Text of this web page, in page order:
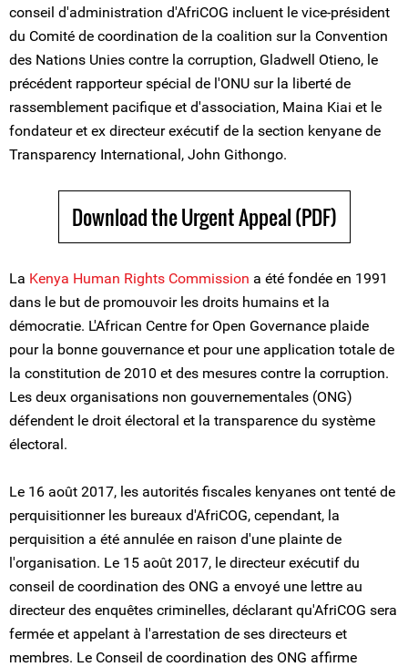
conseil d'administration d'AfriCOG incluent le vice-président
du Comité de coordination de la coalition sur la Convention
des Nations Unies contre la corruption, Gladwell Otieno, le
précédent rapporteur spécial de l'ONU sur la liberté de
rassemblement pacifique et d'association, Maina Kiai et le
fondateur et ex directeur exécutif de la section kenyane de
Transparency International, John Githongo.
Download the Urgent Appeal (PDF)
La Kenya Human Rights Commission a été fondée en 1991
dans le but de promouvoir les droits humains et la
démocratie. L'African Centre for Open Governance plaide
pour la bonne gouvernance et pour une application totale de
la constitution de 2010 et des mesures contre la corruption.
Les deux organisations non gouvernementales (ONG)
défendent le droit électoral et la transparence du système
électoral.
Le 16 août 2017, les autorités fiscales kenyanes ont tenté de
perquisitionner les bureaux d'AfriCOG, cependant, la
perquisition a été annulée en raison d'une plainte de
l'organisation. Le 15 août 2017, le directeur exécutif du
conseil de coordination des ONG a envoyé une lettre au
directeur des enquêtes criminelles, déclarant qu'AfriCOG sera
fermée et appelant à l'arrestation de ses directeurs et
membres. Le Conseil de coordination des ONG affirme